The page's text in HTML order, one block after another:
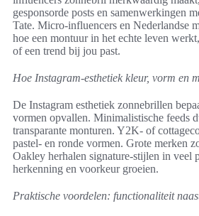
gesponsorde posts en samenwerkingen
Tate. Micro-influencers en Nederlandse
hoe een montuur in het echte leven
of een trend bij jou past.
Hoe Instagram-esthetiek kleur, vorm en
De Instagram esthetiek zonnebrillen
vormen opvallen. Minimalistische feeds
transparante monturen. Y2K- of
pastel- en ronde vormen. Grote merken
Oakley herhalen signature-stijlen in veel
herkenning en voorkeur groeien.
Praktische voordelen: functionaliteit